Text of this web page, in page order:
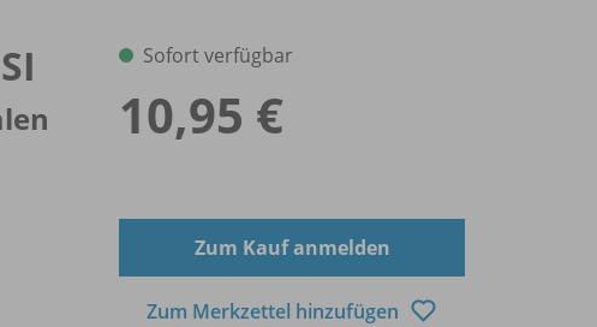
Sofort verfügbar
10,95 €
Zum Kauf anmelden
Zum Merkzettel hinzufügen